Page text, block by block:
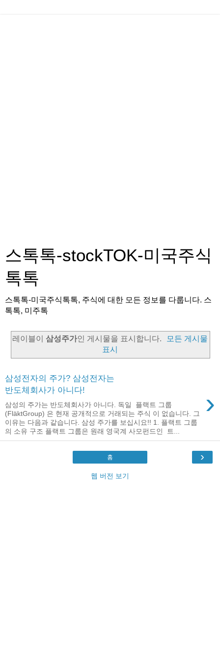
스톡톡-stockTOK-미국주식
톡톡
스톡톡-미국주식톡톡, 주식에 대한 모든 정보를 다룹니다. 스
톡톡, 미주톡
레이블이 삼성주가인 게시물을 표시합니다.
모든 게시물
표시
삼성전자의 주가? 삼성전자는
반도체회사가 아니다!
›
삼성의 주가는 반도체회사가 아니다. 독일 플랙트 그룹
(FläktGroup) 은 현재 공개적으로 거래되는 주식 이 없습니다. 그
이유는 다음과 같습니다. 삼성 주가를 보십시요!! 1. 플랙트 그룹
의 소유 구조 플랙트 그룹은 원래 영국계 사모펀드인 트...
›
홈
웹 버전 보기